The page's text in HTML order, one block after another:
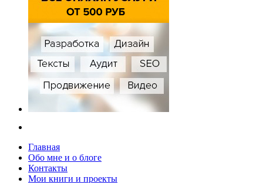
Главная
Обо мне и о блоге
Контакты
Мои книги и проекты